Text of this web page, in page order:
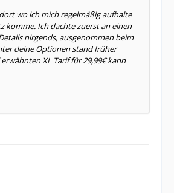
wo ich mich regelmäßig aufhalte
komme. Ich dachte zuerst an einen
nirgends, ausgenommen beim
deine Optionen stand früher
XL Tarif für 29,99€ kann